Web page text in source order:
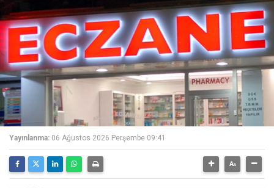
Yayınlanma: 06 Ağustos 2026 Perşembe 09:41